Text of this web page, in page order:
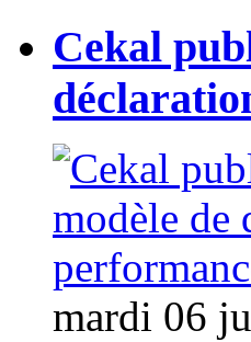
Cekal
mardi 06